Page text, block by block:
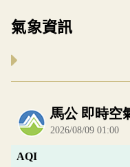
氣象資訊
內嵌空氣品質小